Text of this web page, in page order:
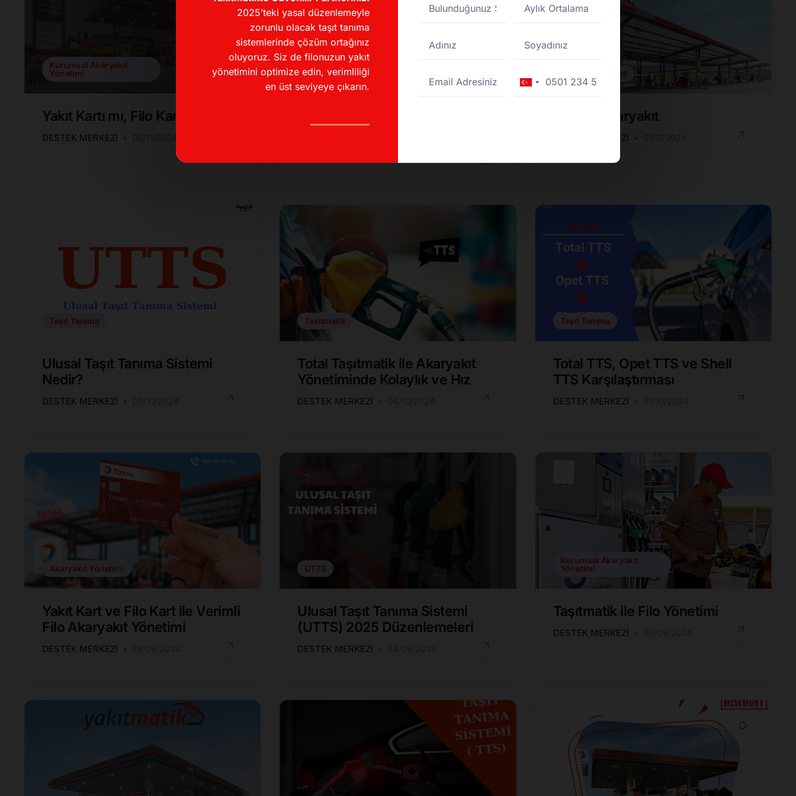
Kurumsal Akaryakıt
Yönetimi
Yakıt Kartı mı, Filo Kartı mı?
DESTEK MERKEZI
İndirimli Akaryakıt
Fırsatları
Toptan Akaryakıt
Toptan Akaryakıt
DESTEK MERKEZI
Taşıt Tanıma
Ulusal Taşıt Tanıma Sistemi
Nedir?
DESTEK MERKEZI
Taşıtmatik
Total Taşıtmatik ile Akaryakıt
Yönetiminde Kolaylık ve Hız
DESTEK MERKEZI
Taşıt Tanıma
Total TTS, Opet TTS ve Shell
TTS Karşılaştırması
DESTEK MERKEZI
Akaryakıt Yönetimi
Yakıt Kart ve Filo Kart ile Verimli
Filo Akaryakıt Yönetimi
DESTEK MERKEZI
UTTS
Ulusal Taşıt Tanıma Sistemi
(UTTS) 2025 Düzenlemeleri
DESTEK MERKEZI
Kurumsal Akaryakıt
Yönetimi
Taşıtmatik ile Filo Yönetimi
DESTEK MERKEZI
2025’teki yasal düzenlemeyle
zorunlu olacak taşıt tanıma
sistemlerinde çözüm ortağınız
oluyoruz. Siz de filonuzun yakıt
yönetimini optimize edin, verimliliği
en üst seviyeye çıkarın.
Turkey
+90